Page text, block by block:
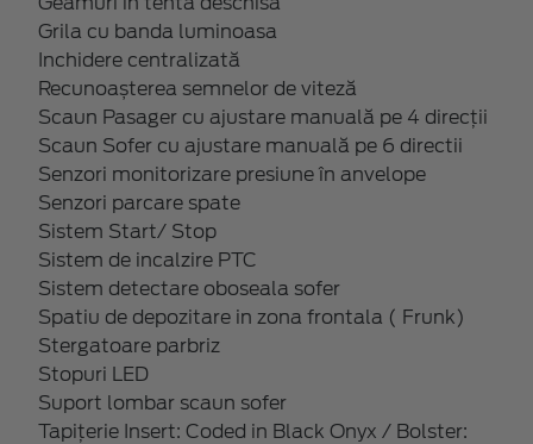
Grila cu banda luminoasa
Inchidere centralizată
Recunoașterea semnelor de viteză
Scaun Pasager cu ajustare manuală pe 4 direcții
Scaun Sofer cu ajustare manuală pe 6 directii
Senzori monitorizare presiune în anvelope
Senzori parcare spate
Sistem Start/ Stop
Sistem de incalzire PTC
Sistem detectare oboseala sofer
Spatiu de depozitare in zona frontala ( Frunk)
Stergatoare parbriz
Stopuri LED
Suport lombar scaun sofer
Tapițerie Insert: Coded in Black Onyx / Bolster: